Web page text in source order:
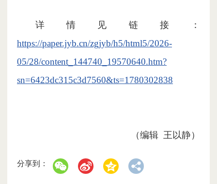
详情见链接：
https://paper.jyb.cn/zgjyb/h5/html5/2026-
05/28/content_144740_19570640.htm?
sn=6423dc315c3d7560&ts=1780302838
（编辑 王以静）
分享到：